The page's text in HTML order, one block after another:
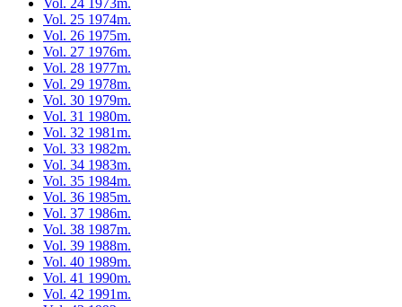
Vol. 24 1973m.
Vol. 25 1974m.
Vol. 26 1975m.
Vol. 27 1976m.
Vol. 28 1977m.
Vol. 29 1978m.
Vol. 30 1979m.
Vol. 31 1980m.
Vol. 32 1981m.
Vol. 33 1982m.
Vol. 34 1983m.
Vol. 35 1984m.
Vol. 36 1985m.
Vol. 37 1986m.
Vol. 38 1987m.
Vol. 39 1988m.
Vol. 40 1989m.
Vol. 41 1990m.
Vol. 42 1991m.